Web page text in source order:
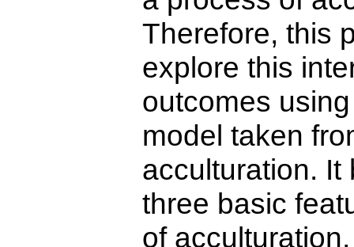
Therefore, this
explore this
outcomes
model taken
acculturation. It
three basic
of